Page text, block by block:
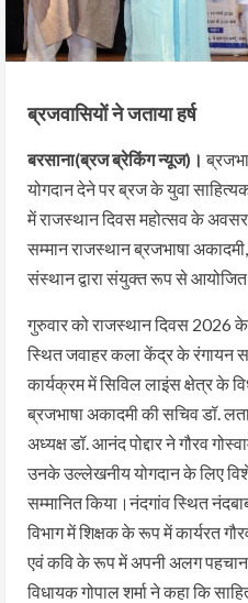
ब्रजवासियों ने जताया हर्ष
बरसाना(ब्रज ब्रेकिंग न्यूज)।
योगदान देने पर ब्रज के युवा
में राजस्थान दिवस महोत्सव के
सम्मान राजस्थान ब्रजभाषा
संस्थान द्वारा संयुक्त रूप से आयोजित
गुरुवार को राजस्थान दिवस 2026
स्थित जवाहर कला केंद्र के रंगायन
कार्यक्रम में सिविल लाइंस क्षेत्र के
ब्रजभाषा अकादमी की सचिव डॉ.
अध्यक्ष डॉ. आनंद पोद्दार ने गौरव
उनके उल्लेखनीय योगदान के लिए
सम्मानित किया।नंदगांव स्थित
विभाग में शिक्षक के रूप में कार्यरत
एवं कवि के रूप में अपनी अलग
विधायक गोपाल शर्मा ने कहा कि